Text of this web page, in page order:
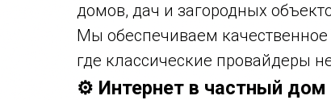
домов, дач и загородных
Мы обеспечиваем
где классические провайдеры
⚙️ Интернет в частный дом